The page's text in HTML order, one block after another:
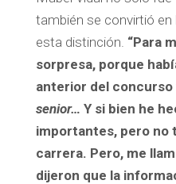
también se convirtió en
esta distinción. “Para
sorpresa, porque
anterior del
senior… Y si bien he
importantes, pero no
carrera. Pero, me
dijeron que la